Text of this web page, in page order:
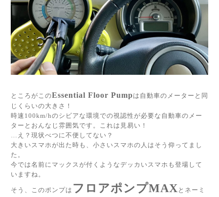
ところがこのEssential Floor Pumpは自動車のメーターと同
じくらいの大きさ！
時速100km/hのシビアな環境での視認性が必要な自動車のメー
ターとおんなじ雰囲気です。これは見易い！
…え？現状べつに不便してない？
大きいスマホが出た時も、小さいスマホの人はそう仰ってまし
た。
今では名前にマックスが付くようなデッカいスマホも登場して
いますね。
そう、このポンプは フロアポンプMAX とネーミ